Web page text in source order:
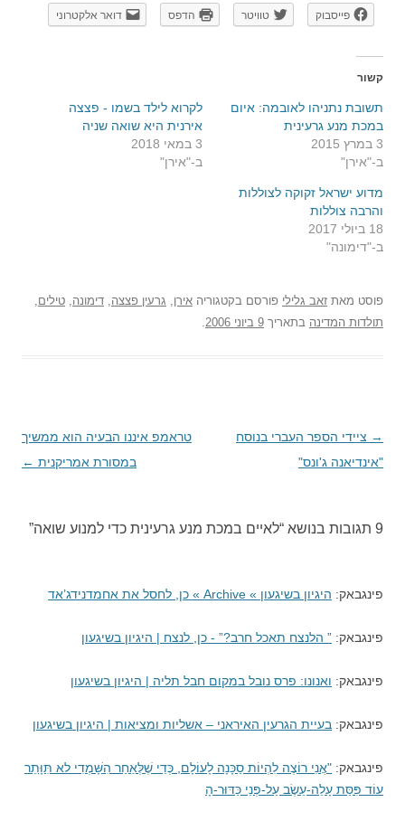
פייסבוק טוויטר הדפס דואר אלקטרוני
קשור
תשובת נתניהו לאובמה: איום
במכת מנע גרעינית
3 במרץ 2015
ב-"אירן"
לקרוא לילד בשמו - פצצה
אירנית היא שואה שניה
3 במאי 2018
ב-"אירן"
מדוע ישראל זקוקה לצוללות
והרבה צוללות
18 ביולי 2017
ב-"דימונה"
פוסט מאת זאב גלילי פורסם בקטגוריה אירן גרעין פצצה דימונה טילים
תולדות המדינה בתאריך 9 ביוני 2006
ניווט
בפוסטים
→ ציידי הספר העברי בנוסח
"אינדיאנה ג'ונס"
טראמפ איננו הבעיה הוא ממשיך
במסורת אמריקנית ←
9 תגובות בנושא “ לאיים במכת מנע גרעינית כדי למנוע שואה”
פינגבאק: היגיון בשיגעון » Archive » כן, לחסל את אחמדנידג’אד
פינגבאק: ” הלנצח תאכל חרב?” - כן, לנצח | היגיון בשיגעון
פינגבאק: ואנונו: פרס נובל במקום חבל תליה | היגיון בשיגעון
פינגבאק: בעיית הגרעין האיראני – אשליות ומציאות | היגיון בשיגעון
פינגבאק: "אֲנִי רוֹצֶה לִהְיוֹת סַכָּנָה לָעוֹלָם, כְּדֵי שֶׁלְּאַחַר הִשָּׁמְדִי לא תִּוָּתֵר
עוֹד פִּסַּת עָלֵה-עֵשֶׂב עַל-פְּנֵי כַּדּוּר-הָ